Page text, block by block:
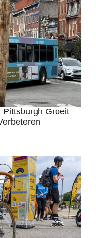
Pittsburgh Groeit